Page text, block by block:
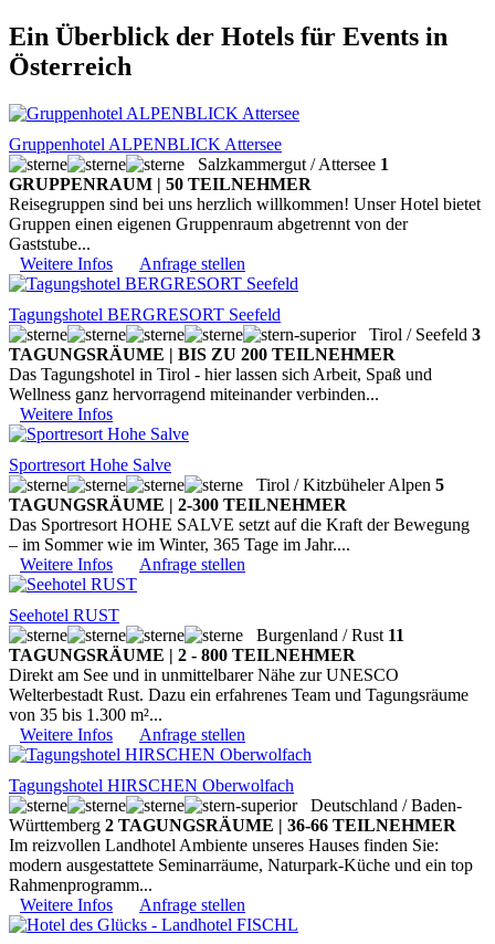
Ein Überblick der Hotels für Events in
Österreich
Gruppenhotel ALPENBLICK Attersee
Salzkammergut / Attersee 1
GRUPPENRAUM | 50 TEILNEHMER
Reisegruppen sind bei uns herzlich willkommen! Unser Hotel bietet
Gruppen einen eigenen Gruppenraum abgetrennt von der
Gaststube...
Weitere Infos
Anfrage stellen
Tagungshotel BERGRESORT Seefeld
Tirol / Seefeld 3
TAGUNGSRÄUME | BIS ZU 200 TEILNEHMER
Das Tagungshotel in Tirol - hier lassen sich Arbeit, Spaß und
Wellness ganz hervorragend miteinander verbinden...
Weitere Infos
Sportresort Hohe Salve
Tirol / Kitzbüheler Alpen 5
TAGUNGSRÄUME | 2-300 TEILNEHMER
Das Sportresort HOHE SALVE setzt auf die Kraft der Bewegung
– im Sommer wie im Winter, 365 Tage im Jahr....
Weitere Infos
Anfrage stellen
Seehotel RUST
Burgenland / Rust 11
TAGUNGSRÄUME | 2 - 800 TEILNEHMER
Direkt am See und in unmittelbarer Nähe zur UNESCO
Welterbestadt Rust. Dazu ein erfahrenes Team und Tagungsräume
von 35 bis 1.300 m²...
Weitere Infos
Anfrage stellen
Tagungshotel HIRSCHEN Oberwolfach
Deutschland / Baden-
Württemberg 2 TAGUNGSRÄUME | 36-66 TEILNEHMER
Im reizvollen Landhotel Ambiente unseres Hauses finden Sie:
modern ausgestattete Seminarräume, Naturpark-Küche und ein top
Rahmenprogramm...
Weitere Infos
Anfrage stellen